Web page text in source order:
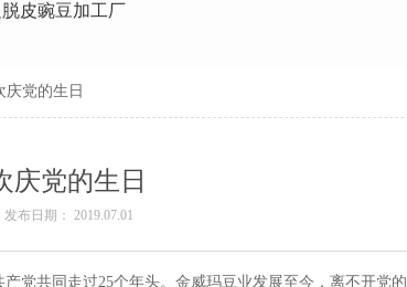
皮豌豆加工厂
庆党的生日
庆党的生日
发布日期： 2019.07.01
党共同走过25个年头。金威玛豆业发展至今，离不开党的